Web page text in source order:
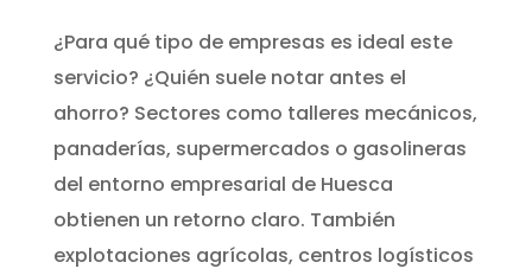
¿Para qué tipo de empresas es ideal este
servicio? ¿Quién suele notar antes el
ahorro? Sectores como talleres mecánicos,
panaderías, supermercados o gasolineras
del entorno empresarial de Huesca
obtienen un retorno claro. También
explotaciones agrícolas, centros logísticos